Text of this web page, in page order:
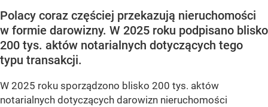
Polacy coraz częściej przekazują nieruchomości
w formie darowizny. W 2025 roku podpisano blisko
200 tys. aktów notarialnych dotyczących tego
typu transakcji.
W 2025 roku sporządzono blisko 200 tys. aktów
notarialnych dotyczących darowizn nieruchomości